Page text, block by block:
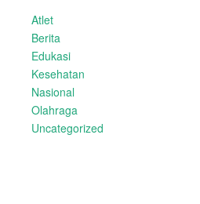
Atlet
Berita
Edukasi
Kesehatan
Nasional
Olahraga
Uncategorized